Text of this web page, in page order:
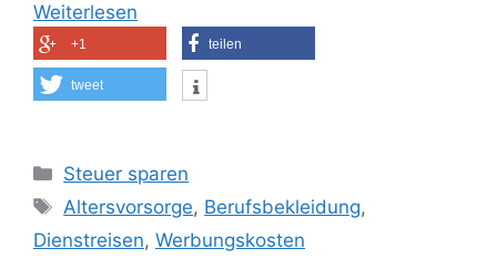
Weiterlesen
+1 teilen
tweet
Kategorien
Steuer sparen
Schlagwörter
Altersvorsorge, Berufsbekleidung,
Dienstreisen, Werbungskosten